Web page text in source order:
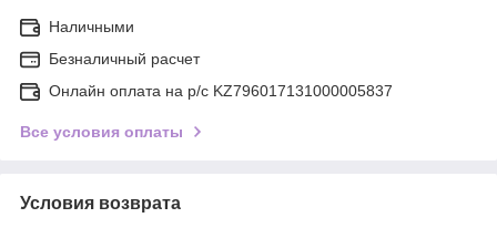
Наличными
Безналичный расчет
Онлайн оплата на р/с KZ796017131000005837
Все условия оплаты
Условия возврата